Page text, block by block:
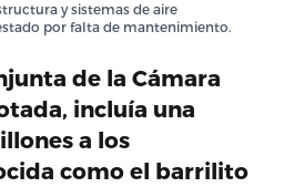
y sistemas de aire
por falta de mantenimiento.
de la Cámara
incluía una
a los
como el barrilito